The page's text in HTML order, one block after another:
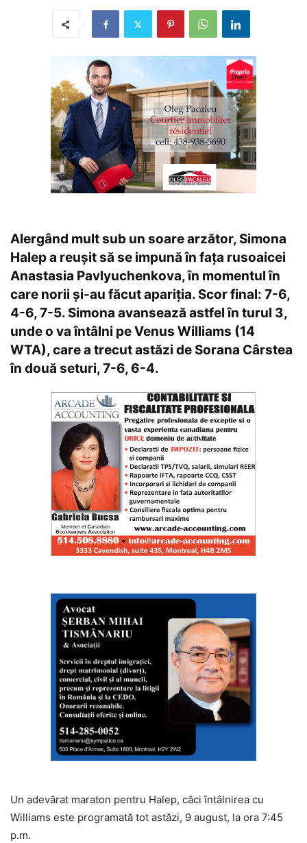
Alergând mult sub un soare arzător, Simona
Halep a reușit să se impună în fața rusoaicei
Anastasia Pavlyuchenkova, în momentul în
care norii și-au făcut apariția. Scor final: 7-6,
4-6, 7-5. Simona avansează astfel în turul 3,
unde o va întâlni pe Venus Williams (14
WTA), care a trecut astăzi de Sorana Cârstea
în două seturi, 7-6, 6-4.
Un adevărat maraton pentru Halep, căci întâlnirea cu
Williams este programată tot astăzi, 9 august, la ora 7:45
p.m.